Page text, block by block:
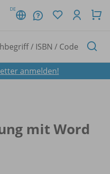
DE
anmelden!
mit Word